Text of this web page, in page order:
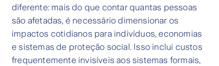
diferente: mais do que contar quantas pessoas
são afetadas, é necessário dimensionar os
impactos cotidianos para indivíduos, economias
e sistemas de proteção social. Isso inclui custos
frequentemente invisíveis aos sistemas formais,